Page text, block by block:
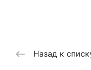
Назад к